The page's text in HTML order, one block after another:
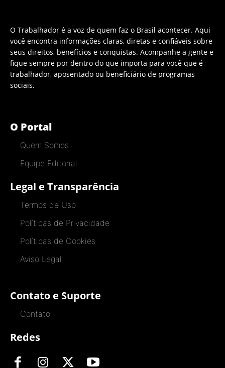
O Trabalhador é a voz de quem faz o Brasil acontecer. Aqui
você encontra informações claras, diretas e confiáveis sobre
seus direitos, benefícios e conquistas. Acompanhe a gente e
fique sempre por dentro do que importa para você que é
trabalhador, aposentado ou beneficiário de programas
sociais.
O Portal
Quem Somos
Equipe Editorial
Legal e Transparência
Termos de Uso
Políticas de Privacidade
Políticas de Cookies
Aviso Legal
Contato e Suporte
Contato
Redes